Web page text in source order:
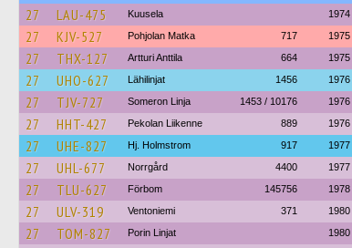
27 LAU-475 Kuusela 1974
27 KJV-527 Pohjolan Matka 717 1975
27 THX-127 Artturi Anttila 664 1975
27 UHO-627 Lähilinjat 1456 1976
27 TJV-727 Someron Linja 1453 / 10176 1976
27 HHT-427 Pekolan Liikenne 889 1976
27 UHE-827 Hj. Holmstrom 917 1977
27 UHL-677 Norrgård 4400 1977
27 TLU-627 Förbom 145756 1978
27 ULV-319 Ventoniemi 371 1980
27 TOM-827 Porin Linjat 1980